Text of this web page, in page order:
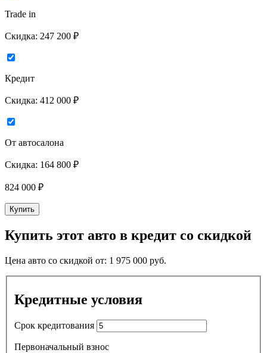
Trade in
Скидка: 247 200 ₽
Кредит
Скидка: 412 000 ₽
От автосалона
Скидка: 164 800 ₽
824 000 ₽
Купить
Купить этот авто в кредит со скидкой
Цена авто со скидкой от: 1 975 000 руб.
Кредитные условия
Срок кредитования
Первоначальный взнос